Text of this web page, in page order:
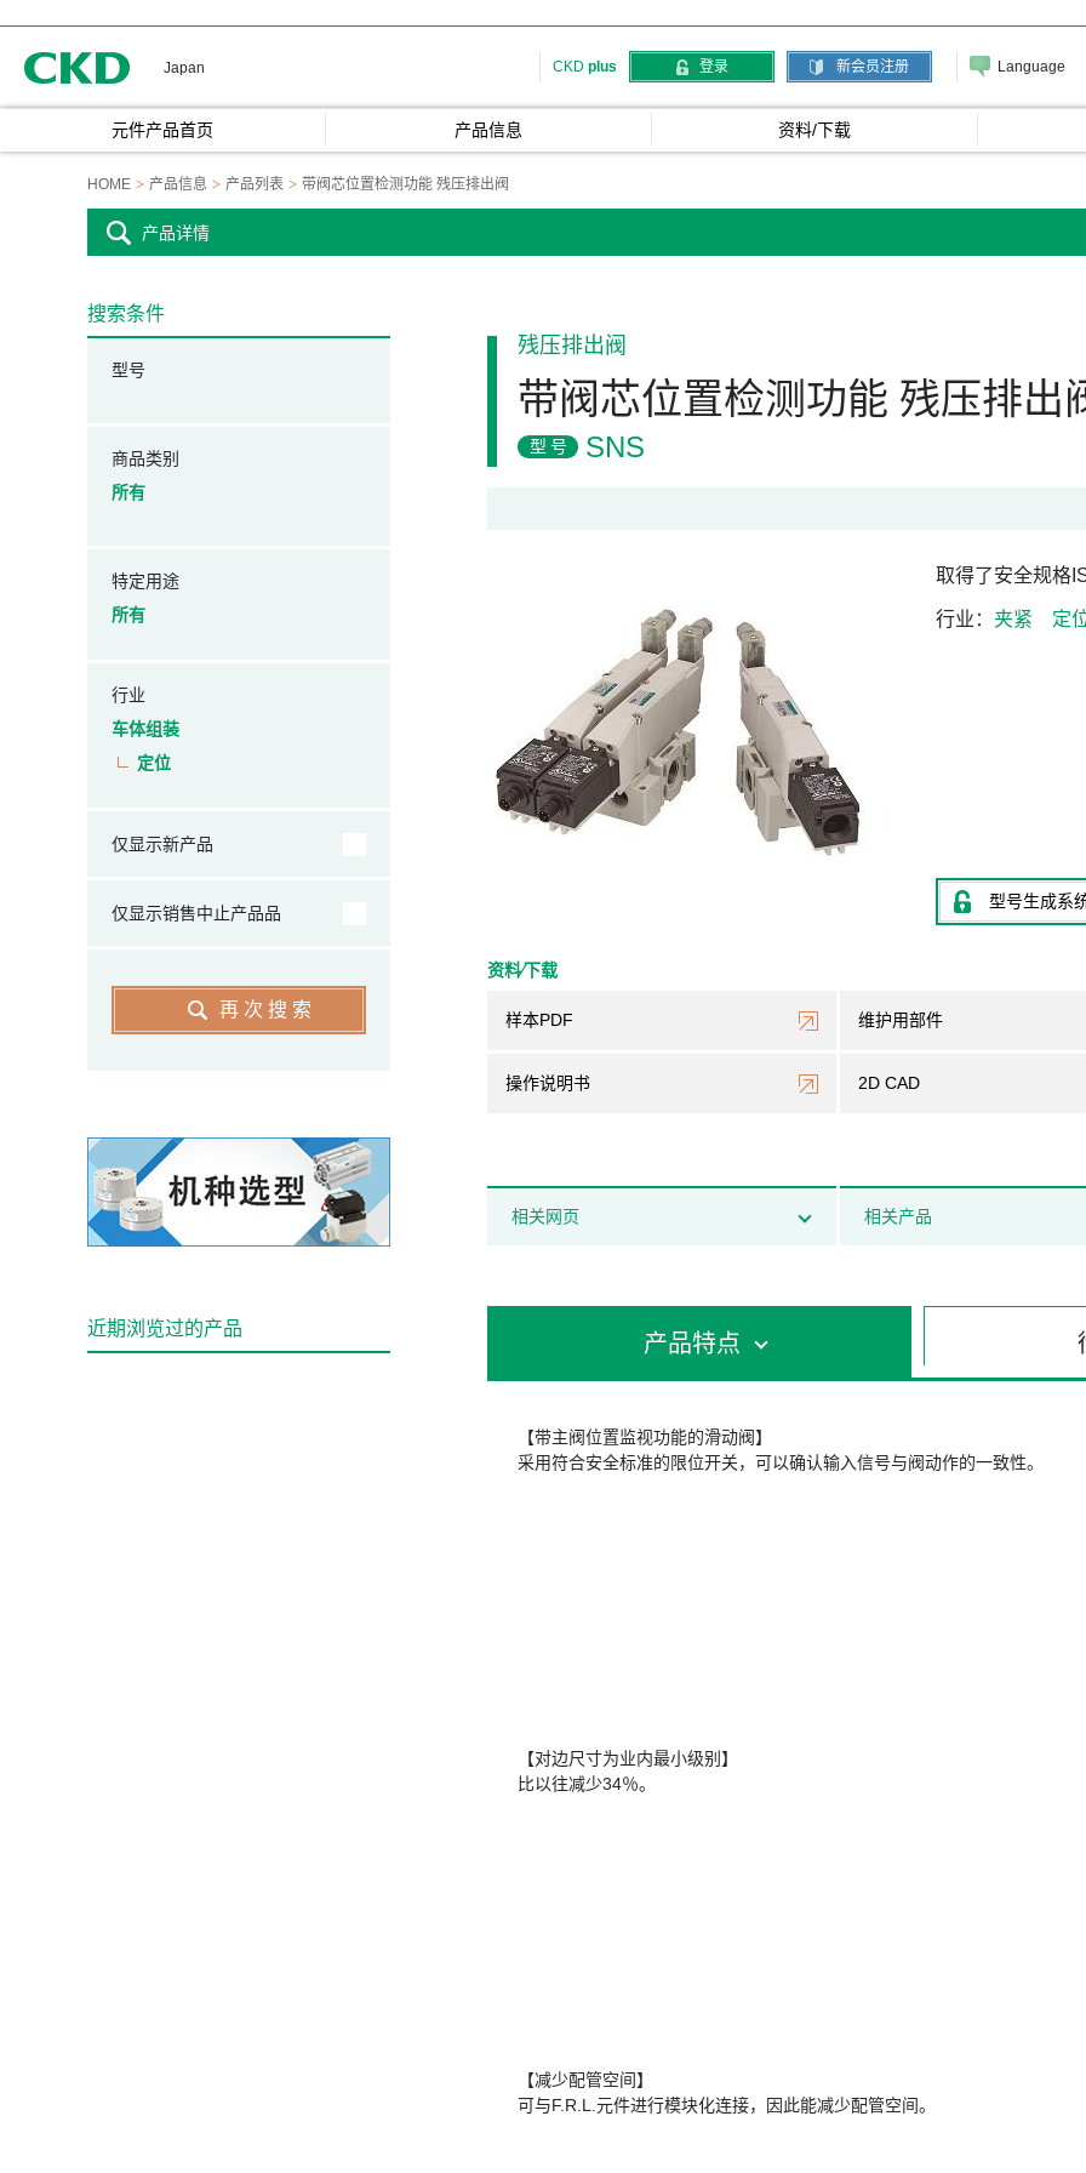
Japan CKD plus 登录 新会员注册 Language
元件产品首页 产品信息 资料/下载
HOME 产品信息 产品列表 带阀芯位置检测功能 残压排出阀
产品详情
残压排出阀
带阀芯位置检测功能 残压排出
型号 SNS
取得了安全规格
行业 夹紧 定
型号生成系
资料⁄下载
样本PDF 维护用部件
操作说明书 2D CAD
相关网页 相关产品
产品特点
【带主阀位置监视功能的滑动阀】
采用符合安全标准的限位开关，可以确认输入信号与阀动作的一致性。
【对边尺寸为业内最小级别】
比以往减少34％。
【减少配管空间】
可与F.R.L.元件进行模块化连接，因此能减少配管空间。
搜索条件
型号
商品类别
所有
特定用途
所有
行业
车体组装
定位
仅显示新产品
仅显示销售中止产品品
再次搜索
近期浏览过的产品